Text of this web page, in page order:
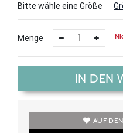
Bitte wähle eine Größe
Menge
IN DEN
AUF